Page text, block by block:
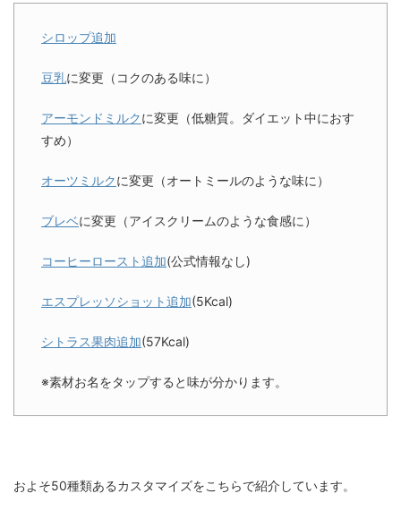
シロップ追加
豆乳に変更（コクのある味に）
アーモンドミルクに変更（低糖質。ダイエット中におす
すめ）
オーツミルクに変更（オートミールのような味に）
ブレベに変更（アイスクリームのような食感に）
コーヒーロースト追加(公式情報なし)
エスプレッソショット追加(5Kcal)
シトラス果肉追加(57Kcal)
※素材お名をタップすると味が分かります。
およそ50種類あるカスタマイズをこちらで紹介しています。